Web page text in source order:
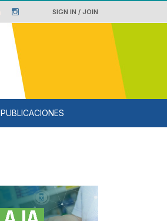
SIGN IN / JOIN
PUBLICACIONES